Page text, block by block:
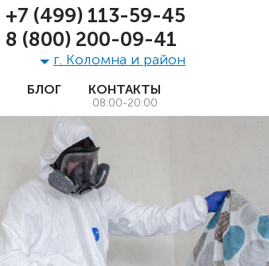
+7 (499) 113-59-45
8 (800) 200-09-41
г. Коломна и район
БЛОГ КОНТАКТЫ
08:00-20:00